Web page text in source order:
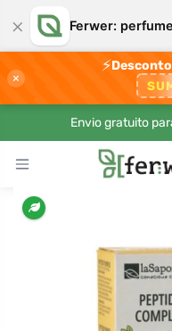
× Ferwer:
×
⚡Desconto
Envio gratuito